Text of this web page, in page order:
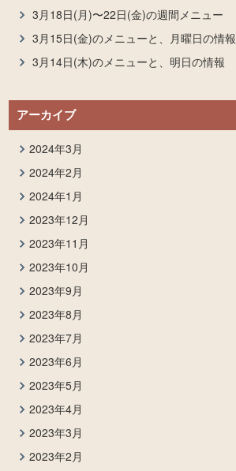
3月18日(月)〜22日(金)の週間メニュー
3月15日(金)のメニューと、月曜日の情報
3月14日(木)のメニューと、明日の情報
アーカイブ
2024年3月
2024年2月
2024年1月
2023年12月
2023年11月
2023年10月
2023年9月
2023年8月
2023年7月
2023年6月
2023年5月
2023年4月
2023年3月
2023年2月